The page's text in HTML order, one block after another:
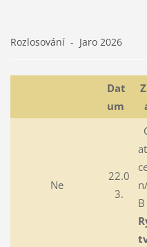
Rozlosování - Jaro 2026
Dat
um
Ne
22.0
3.
B